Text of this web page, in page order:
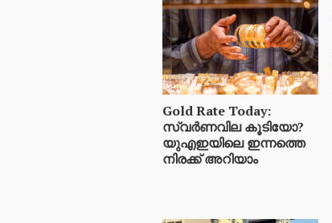
Gold Rate Today:
സ്വര്‍ണവില കൂടിയോ?
യുഎഇയിലെ ഇന്നത്തെ
നിരക്ക് അറിയാം